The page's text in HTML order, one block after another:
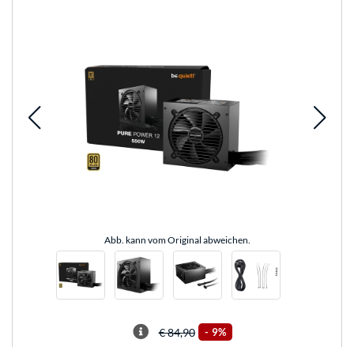
Abb. kann vom Original abweichen.
€ 84,90 - 9%